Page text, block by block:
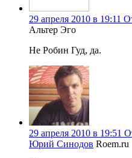
29 апреля 2010 в 19:11
Альтер Эго
Не Робин Гуд, да.
29 апреля 2010 в 19:51
Юрий Синодов Roem.ru